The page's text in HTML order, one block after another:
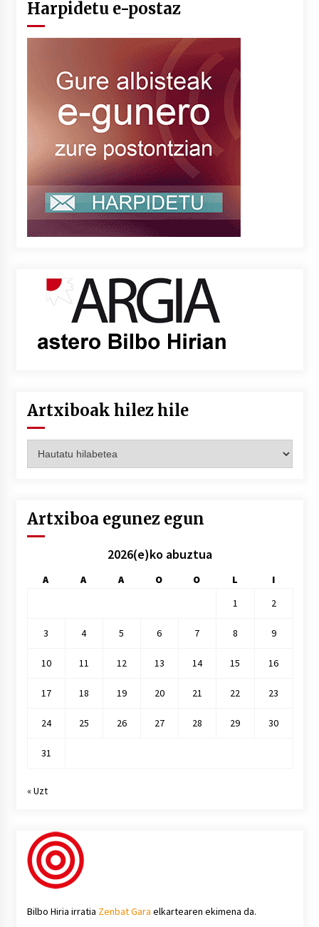
Harpidetu e-postaz
Artxiboak hilez hile
hilez
Artxiboa egunez egun
2026(e)ko abuztua
A A A O O L
I
1
2
3 4 5 6 7 8 9
10 11 12 13 14 15 16
17 18 19 20 21 22 23
24 25 26 27 28 29 30
31
« Uzt
Bilbo Hiria irratia Zenbat Gara elkartearen ekimena da.